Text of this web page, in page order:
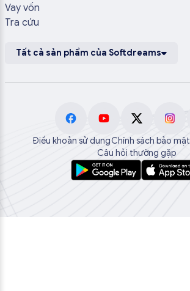
Vay vốn
Tra cứu
Tất cả sản phẩm của Softdreams
Điều khoản sử dụngChính sách bảo mật
Câu hỏi thường gặp